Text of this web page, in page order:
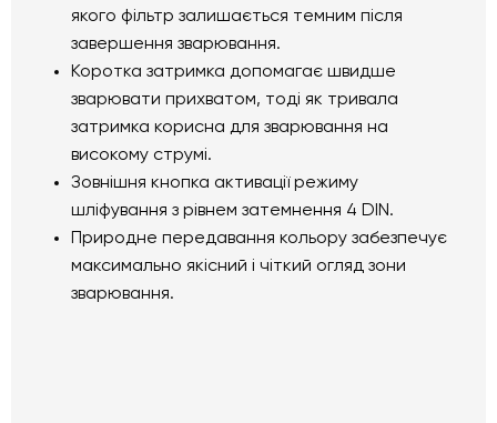
якого фільтр залишається темним після
завершення зварювання.
Коротка затримка допомагає швидше
зварювати прихватом, тоді як тривала
затримка корисна для зварювання на
високому струмі.
Зовнішня кнопка активації режиму
шліфування з рівнем затемнення 4 DIN.
Природне передавання кольору забезпечує
максимально якісний і чіткий огляд зони
зварювання.